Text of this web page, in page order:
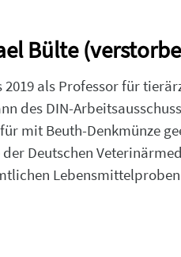
Bülte
2019 als Professor für
des DIN-
mit Beuth-Denkmünze
Deutschen